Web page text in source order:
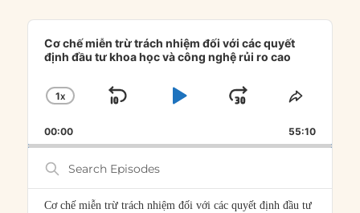
Audio
Player
Cơ chế miễn trừ trách nhiệm đối với các quyết
định đầu tư khoa học và công nghệ rủi ro cao
CHANGE
RATE
1X
SKIP
PLAYJUMP
FORWARD
SHARE
00:00 55:10
Search
Episodes
Cơ chế miễn trừ trách nhiệm đối với các quyết định đầu tư